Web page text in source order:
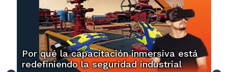
Por qué la capacitación inmersiva está
redefiniendo la seguridad industrial